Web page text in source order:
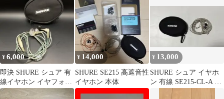
¥6,000
即決 SHURE シュア 有
線イヤホン イヤフォン
SE215
¥ 14,000
SHURE SE215 高遮音性
イヤホン 本体
¥ 13,000
SHURE シュア イヤホ
ン 有線 SE215-CL-A 中